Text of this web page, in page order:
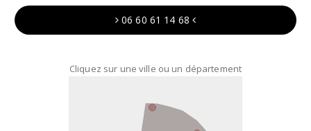
06 60 61 14 68
Cliquez sur une ville ou un département